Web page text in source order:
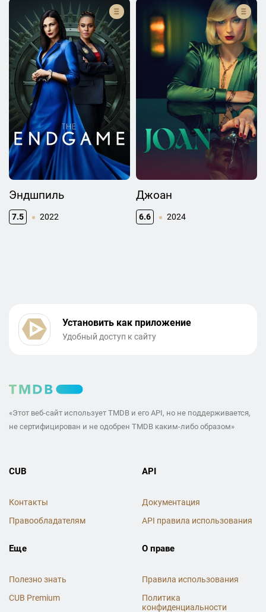
Эндшпиль
7.5 2022
Джоан
6.6 2024
Установить как приложение
Удобный доступ к сайту
«Этот веб-сайт использует TMDB и его API, но не поддерживается,
не сертифицирован и не одобрен TMDB каким-либо образом»
CUB
Контакты
Правообладателям
API
Документация
API правила использования
Еще
Полезно знать
CUB Premium
О праве
Правила использования
Политика
конфиденциальности